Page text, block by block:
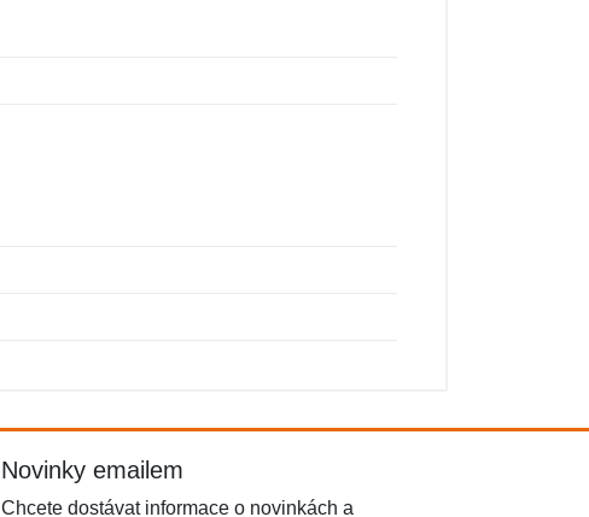
Novinky emailem
Chcete dostávat informace o novinkách a